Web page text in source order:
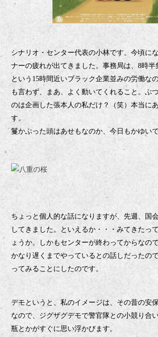
シナリオ・センター代表の小林です。今頃に
ナーの疲れが出てきました。事務局は、8時半
という 15時間近いブラック企業並みの労働な
も言わず、まあ、よく動いてくれること。ぶ
のは企画した張本人の私だけ？（笑）本当に
す。
鬘かぶった頭はあせもなのか、今日もかゆいで
ちょっと個人的な話になりますが、先週、国
してきました。といえるか・・・みてきたっ
ょうか。しかもセンターが終わってからなの
かなり遅くまでやっているとの話しだったの
ってみることにしたのです。
デモというと、私のイメージは、その昔の安
なので、ジグザグデモで警官隊との小競り合
瓶とかがすぐに思い浮かびます。